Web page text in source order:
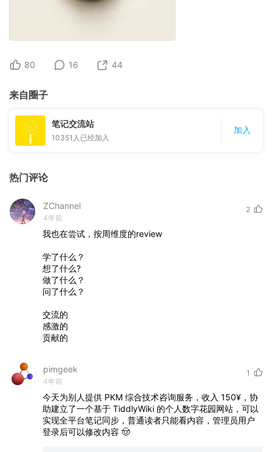
80 16 44
来自圈子
笔记交流站
10351 人已经加入
加入
热门评论
ZChannel
4年前
2
我也在尝试，按周维度的review
学了什么？
想了什么?
做了什么？
问了什么？
交流的
感激的
贡献的
pimgeek
4年前
1
今天为别人提供 PKM 综合技术咨询服务，收入 150¥，协
助建立了一个基于 TiddlyWiki 的个人数字花园网站，可以
实现全平台笔记同步，普通读者只能看内容，管理员用户
登录后可以修改内容 🤠